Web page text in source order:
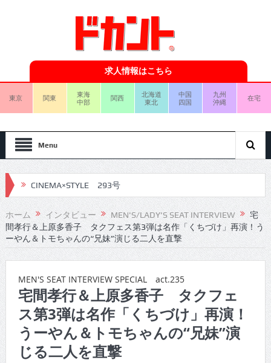
求人情報はこちら
東京 関東
東海
中部
関西
北海道
東北
中国
四国
九州
沖縄
在宅
Menu
CINEMA×STYLE 293号
CINEMA×STYLE 292号
CINEMA×STYLE 291号
CINEMA×STYLE 290号
CINEMA×STYLE 289号
CINEMA×STYLE 288号
CINEMA×STYLE 287号
CINEMA×STYLE 286号
ホーム インタビュー MEN'S/LADY'S SEAT INTERVIEW
宅
間孝行＆上原多香子 タクフェス第3弾は名作「くちづけ」再演！う
ーやん＆トモちゃんの“兄妹”演じる二人を直撃
MEN'S SEAT INTERVIEW SPECIAL act.235
宅間孝行＆上原多香子 タクフェ
ス第3弾は名作「くちづけ」再演！
うーやん＆トモちゃんの“兄妹”演
じる二人を直撃